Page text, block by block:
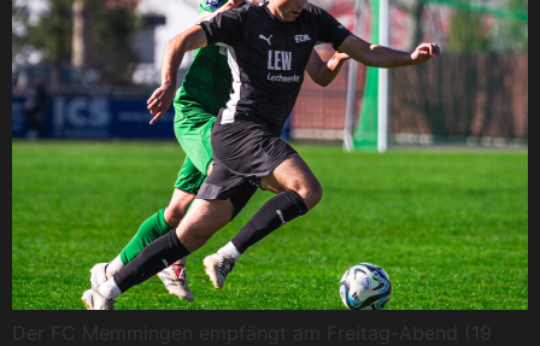
Der FC Memmingen empfängt am Freitag-Abend (19